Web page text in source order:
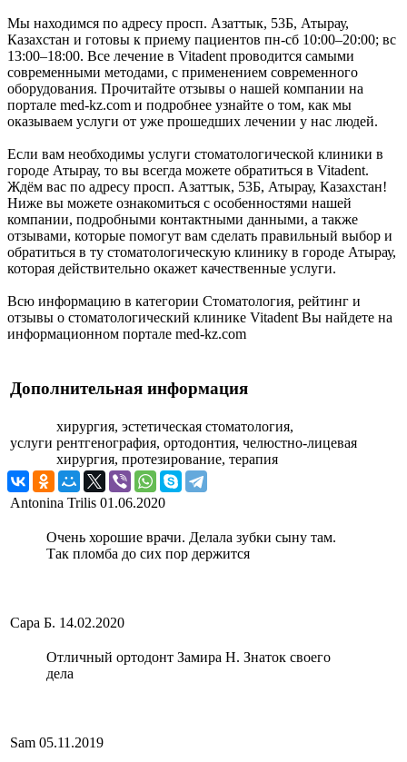
Мы находимся по адресу просп. Азаттык, 53Б, Атырау,
Казахстан и готовы к приему пациентов пн-сб 10:00–20:00; вс
13:00–18:00. Все лечение в Vitadent проводится самыми
современными методами, с применением современного
оборудования. Прочитайте отзывы о нашей компании на
портале med-kz.com и подробнее узнайте о том, как мы
оказываем услуги от уже прошедших лечении у нас людей.
Если вам необходимы услуги стоматологической клиники в
городе Атырау, то вы всегда можете обратиться в Vitadent.
Ждём вас по адресу просп. Азаттык, 53Б, Атырау, Казахстан!
Ниже вы можете ознакомиться с особенностями нашей
компании, подробными контактными данными, а также
отзывами, которые помогут вам сделать правильный выбор и
обратиться в ту стоматологическую клинику в городе Атырау,
которая действительно окажет качественные услуги.
Всю информацию в категории Стоматология, рейтинг и
отзывы о стоматологический клинике Vitadent Вы найдете на
информационном портале med-kz.com
Дополнительная информация
услуги
хирургия, эстетическая стоматология,
рентгенография, ортодонтия, челюстно-лицевая
хирургия, протезирование, терапия
Antonina Trilis 01.06.2020
Очень хорошие врачи. Делала зубки сыну там.
Так пломба до сих пор держится
Сара Б. 14.02.2020
Отличный ортодонт Замира Н. Знаток своего
дела
Sam 05.11.2019